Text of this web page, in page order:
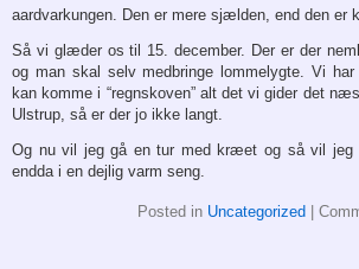
aardvarkungen. Den er mere sjælden, end den er
Så vi glæder os til 15. december. Der er der
og man skal selv medbringe lommelygte. Vi
kan komme i “regnskoven” alt det vi gider det
Ulstrup, så er der jo ikke langt.
Og nu vil jeg gå en tur med kræet og så vil jeg
endda i en dejlig varm seng.
Posted in Uncategorized